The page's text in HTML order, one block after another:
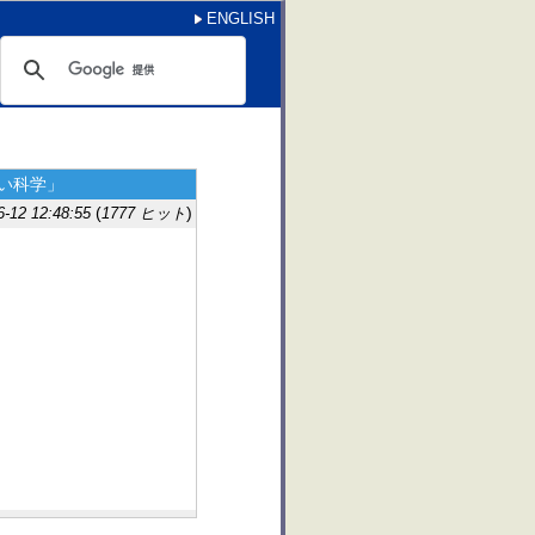
ENGLISH
学」
12 12:48:55(1777 ヒット)